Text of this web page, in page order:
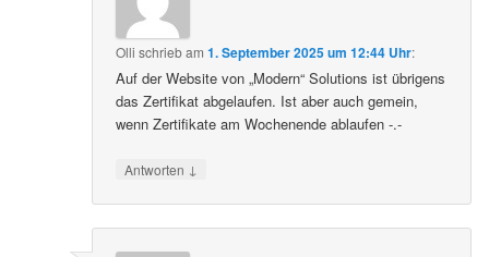
Olli schriebam1. September 2025 um 12:44 Uhr:
Auf der Website von „Modern“ Solutions ist übrigens
das Zertifikat abgelaufen. Ist aber auch gemein,
wenn Zertifikate am Wochenende ablaufen -.-
Antworten ↓